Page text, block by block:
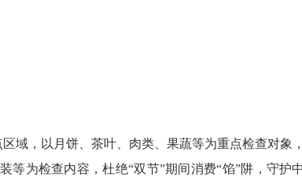
，以月饼、茶叶、肉类、果蔬等为重点检查对象
为检查内容，杜绝“双节”期间消费“馅”阱，守护